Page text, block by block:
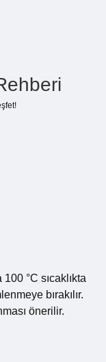
100 °C sıcaklıkta
bırakılır.
önerilir.